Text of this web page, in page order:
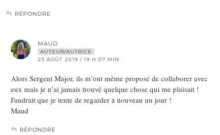
RÉPONDRE
MAUD
AUTEUR/AUTRICE
23 AOÛT 2019 / 19 H 07 MIN
Alors Sergent Major, ils m’ont même proposé de collaborer avec
eux mais je n’ai jamais trouvé quelque chose qui me plaisait !
Faudrait que je tente de regarder à nouveau un jour !
Maud
RÉPONDRE